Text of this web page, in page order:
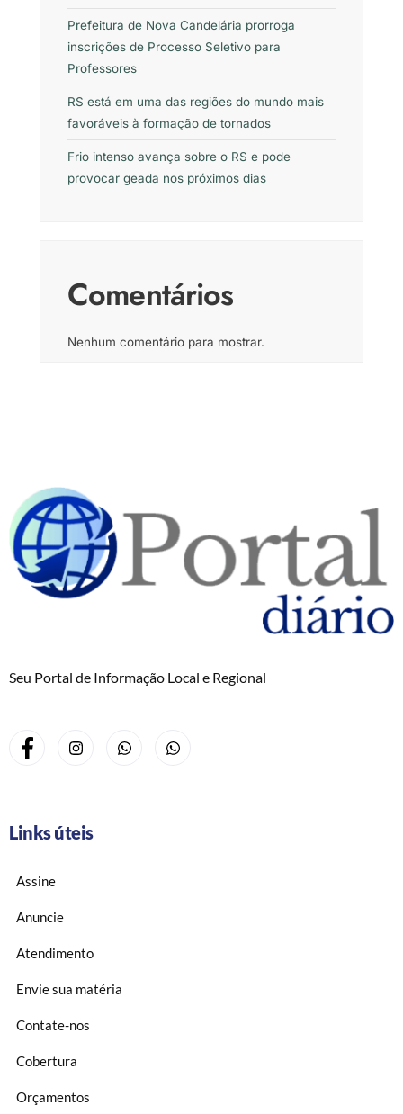
Prefeitura de Nova Candelária prorroga
inscrições de Processo Seletivo para
Professores
RS está em uma das regiões do mundo mais
favoráveis à formação de tornados
Frio intenso avança sobre o RS e pode
provocar geada nos próximos dias
Comentários
Nenhum comentário para mostrar.
Seu Portal de Informação Local e Regional
Links úteis
Assine
Anuncie
Atendimento
Envie sua matéria
Contate-nos
Cobertura
Orçamentos